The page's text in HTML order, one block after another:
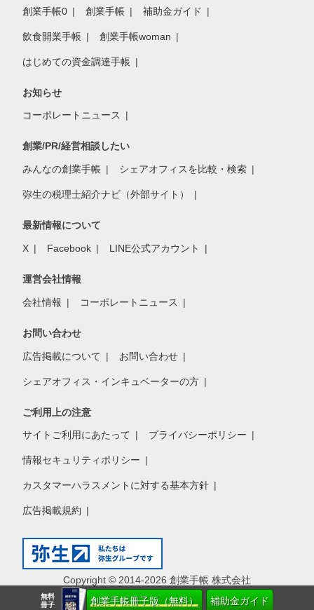
無料
冊子
創業手帳冊子版（無料） 補助金ガイド
創業手帳0 創業手帳 補助金ガイド
飲食開業手帳 創業手帳woman
はじめての資金調達手帳
お知らせ
コーポレートニュース
創業/PR/経営相談したい
みんなの創業手帳 シェアオフィスを比較・検索
弥生の税理士紹介ナビ（外部サイト）
最新情報について
X Facebook LINE公式アカウント
運営会社情報
会社情報 コーポレートニュース
お問い合わせ
広告掲載について お問い合わせ
シェアオフィス・インキュベーターの方
ご利用上の注意
サイトご利用にあたって プライバシーポリシー
情報セキュリティポリシー
カスタマーハラスメントに対する基本方針
広告掲載規約
Copyright © 2014-2026 創業手帳 株式会社